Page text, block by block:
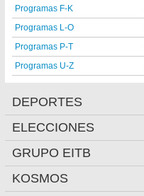
Programas F-K
Programas L-O
Programas P-T
Programas U-Z
DEPORTES
ELECCIONES
GRUPO EITB
KOSMOS